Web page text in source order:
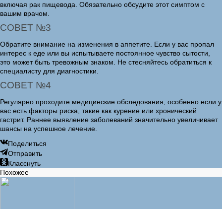
включая рак пищевода. Обязательно обсудите этот симптом с
вашим врачом.
СОВЕТ №3
Обратите внимание на изменения в аппетите. Если у вас пропал
интерес к еде или вы испытываете постоянное чувство сытости,
это может быть тревожным знаком. Не стесняйтесь обратиться к
специалисту для диагностики.
СОВЕТ №4
Регулярно проходите медицинские обследования, особенно если у
вас есть факторы риска, такие как курение или хронический
гастрит. Раннее выявление заболеваний значительно увеличивает
шансы на успешное лечение.
Поделиться
Отправить
Класснуть
Похожее